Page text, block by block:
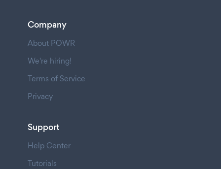
Company
About POWR
We're hiring!
Terms of Service
Privacy
Support
Help Center
Tutorials